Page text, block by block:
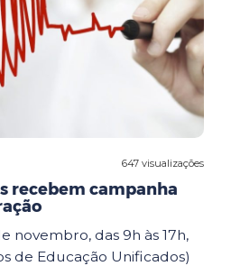
647 visualizações
recebem campanha
novembro, das 9h às 17h,
de Educação Unificados)